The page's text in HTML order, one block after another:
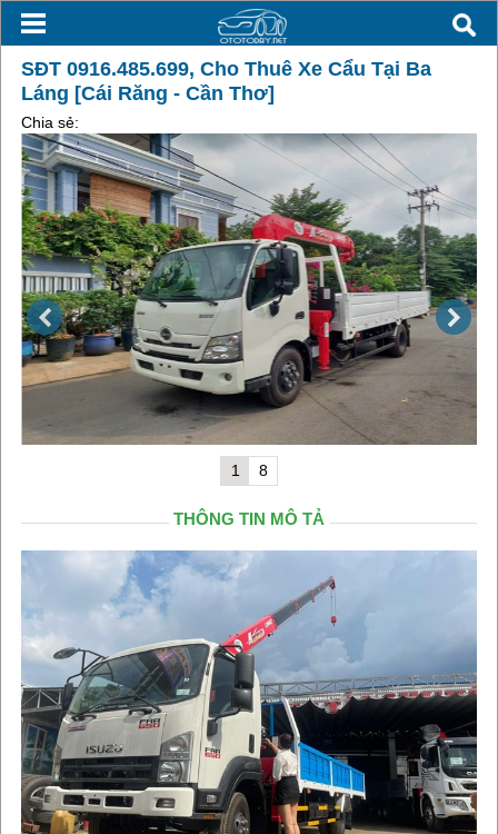
SĐT 0916.485.699, Cho Thuê Xe Cẩu Tại Ba
Láng [Cái Răng - Cần Thơ]
Chia sẻ:
1 8
THÔNG TIN MÔ TẢ